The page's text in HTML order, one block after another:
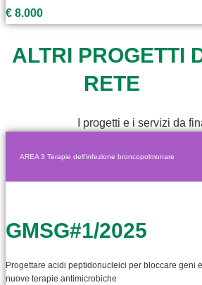
€ 8.000
ALTRI PROGETTI
RETE
I progetti e i servizi da
AREA 3 Terapie dell'infezione broncopolmonare
GMSG#1/2025
Progettare acidi peptidonucleici per bloccare geni
nuove terapie antimicrobiche